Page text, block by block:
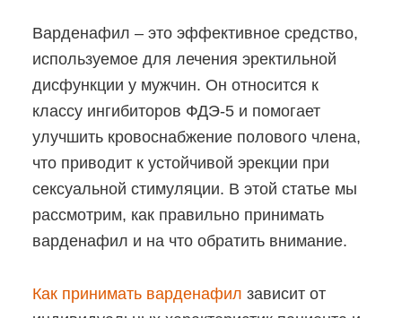
Варденафил – это эффективное средство,
используемое для лечения эректильной
дисфункции у мужчин. Он относится к
классу ингибиторов ФДЭ-5 и помогает
улучшить кровоснабжение полового члена,
что приводит к устойчивой эрекции при
сексуальной стимуляции. В этой статье мы
рассмотрим, как правильно принимать
варденафил и на что обратить внимание.
Как принимать варденафил зависит от